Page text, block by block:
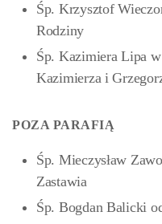
Śp. Krzysztof
Rodziny
Śp. Kazimiera Lipa
Kazimierza i
POZA PARAFIĄ
Śp. Mieczysław
Zastawia
Śp. Bogdan Balicki